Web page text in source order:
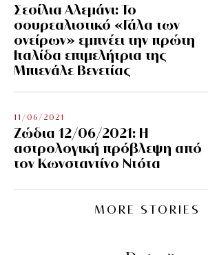
Σεσίλια Αλεμάνι: Το
σουρεαλιστικό «Γάλα των
ονείρων» εμπνέει την πρώτη
Ιταλίδα επιμελήτρια της
Μπιενάλε Βενετίας
11/06/2021
Ζώδια 12/06/2021: Η
αστρολογική πρόβλεψη από
τον Κωνσταντίνο Ντότα
MORE STORIES